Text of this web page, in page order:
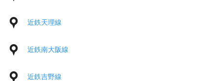
近鉄天理線
近鉄南大阪線
近鉄吉野線